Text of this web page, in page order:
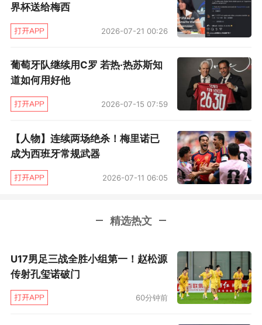
时尚早，先在意大利最顶尖球队历练一番也许是
更好的选择。而尤文目前的态度也非常明确，他
易。当然，罗马要的是现钱，据悉已经明确拒绝
了尤文的这一提议，而贝尔纳代斯基本人其实也
不希望离开尤文。
在罗马眼中，扎尼奥洛如今的身价至少是6000万
欧元，这也是去年他们的定价，但因为伤病和疫
情等一系列问题的影响，尤文觉得扎尼奥洛目前
急的是急于解决财务问题的罗马，那么，出售扎
界杯送给梅西
2026-07-21 00:26
葡萄牙队继续用C罗 若热·热苏斯知
道如何用好他
2026-07-15 07:59
【人物】连续两场绝杀！梅里诺已
成为西班牙常规武器
2026-07-11 06:05
精选热文
U17男足三战全胜小组第一！赵松源
传射孔玺诺破门
60分钟前